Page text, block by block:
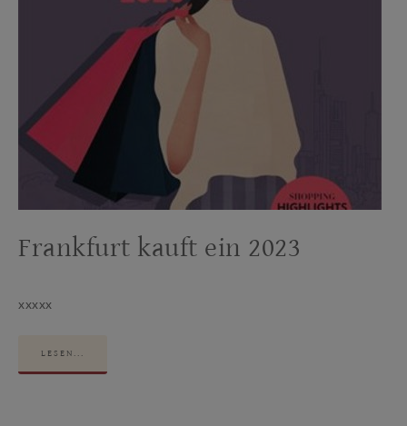
Frankfurt kauft ein 2023
xxxxx
LESEN...